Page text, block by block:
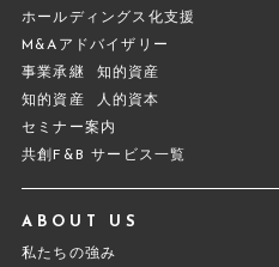
ホールディングス化支援
M&Aアドバイザリー
事業承継
知的資産
知的資産
人的資本
セミナー案内
共創F&B サービス一覧
ABOUT US
私たちの強み